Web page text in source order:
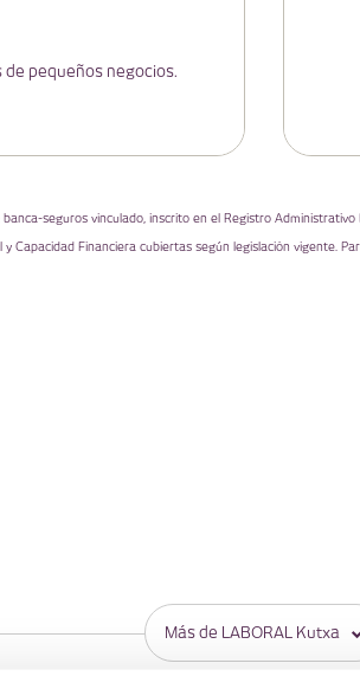
pequeños negocios.
seguros vinculado, inscrito en el Registro
Capacidad Financiera cubiertas según legislación vigente.
Más de LABORAL Kutxa